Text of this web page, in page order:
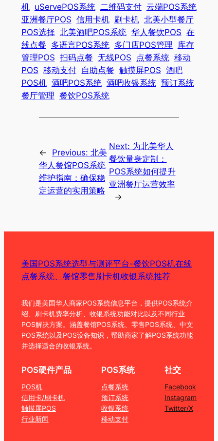
机 uServePOS系统 二维码支付 云端POS系统
亚洲餐厅POS 信用卡机 刷卡机 北美小型餐厅
POS选择 北美酒吧POS系统 华人餐饮POS 在
线点餐 多语言POS系统 多门店POS管理
库存
管理POS 扫码点餐 无线POS 点餐系统 移动
POS 移动支付 自助点餐 触摸屏POS 酒吧
POS机 酒吧POS系统 酒吧收银系统 预订系统
餐厅管理 餐饮POS系统
← Previous: 北美
华人餐馆POS系统
维护指南：确保稳
定运营的实用策略
Next: 为北美华人
餐饮量身定制：
POS系统如何提升
亚洲餐厅运营效率
→
美国POS系统选型与测评平台-餐饮POS机在线
点餐系统、餐馆零售刷卡机收银系统推荐
我们是美国华人商家POS系统信息平台，提供POS系统介
绍、刷卡机费率分析、收银系统功能对比以及不同行业
POS解决方案。涵盖餐馆POS系统、零售POS系统、中文
POS系统以及POS设备知识，帮助商家了解POS系统功能
并选择适合的收银系统。
POS硬件产品
POS机
信用卡/刷卡机
触摸屏POS
行业新闻
POS系统
点餐系统
预订系统
收银系统
移动支付
社交
Facebook
Instagram
Twitter/X